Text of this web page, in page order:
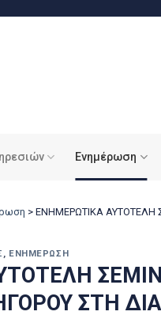
Ενημέρωση
> ΕΝΗΜΕΡΩΤΙΚΑ ΑΥΤΟΤΕΛΗ
, ΕΝΗΜΈΡΩΣΗ
ΣΤΗ